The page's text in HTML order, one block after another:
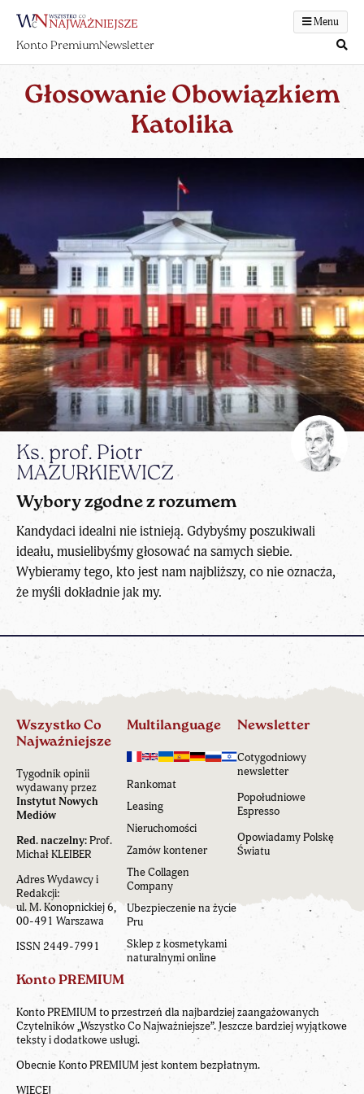
Menu
Konto PremiumNewsletter
Głosowanie Obowiązkiem
Katolika
Ks. prof. Piotr
MAZURKIEWICZ
Wybory zgodne z rozumem
Kandydaci idealni nie istnieją. Gdybyśmy poszukiwali
ideału, musielibyśmy głosować na samych siebie.
Wybieramy tego, kto jest nam najbliższy, co nie oznacza,
że myśli dokładnie jak my.
Wszystko Co
Najważniejsze
Tygodnik opinii
wydawany przez
Instytut Nowych
Mediów
Red. naczelny:Prof.
Michał KLEIBER
Adres Wydawcy i
Redakcji:
ul. M. Konopnickiej 6,
00-491 Warszawa
ISSN 2449-7991
Multilanguage
Rankomat
Leasing
Nieruchomości
Zamów kontener
The Collagen
Company
Ubezpieczenie na życie
Pru
Sklep z kosmetykami
naturalnymi online
Newsletter
Cotygodniowy
newsletter
Popołudniowe
Espresso
Opowiadamy Polskę
Światu
Konto PREMIUM
Konto PREMIUM to przestrzeń dla najbardziej zaangażowanych
Czytelników „Wszystko Co Najważniejsze”. Jeszcze bardziej wyjątkowe
teksty i dodatkowe usługi.
Obecnie Konto PREMIUM jest kontem bezpłatnym.
WIĘCEJ